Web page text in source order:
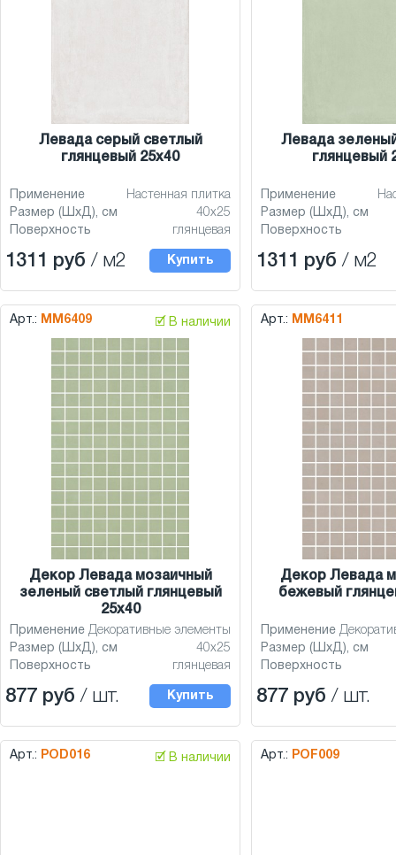
Левада серый светлый
глянцевый 25x40
Применение
Настенная плитка
Размер (ШхД), см
40x25
Поверхность
глянцевая
1311 руб / м2 Купить
Левада
глянцевый
Применение
Размер (ШхД), см
Поверхность
1311 руб / м2
Арт.: MM6409 🗹 В наличии
Декор Левада мозаичный
зеленый светлый глянцевый
25x40
Применение Декоративные элементы
Размер (ШхД), см
40x25
Поверхность
глянцевая
877 руб / шт. Купить
Арт.: MM6411
Декор Левада
бежевый
Применение
Размер (ШхД), см
Поверхность
877 руб / шт.
Арт.: POD016 🗹 В наличии Арт.: POF009